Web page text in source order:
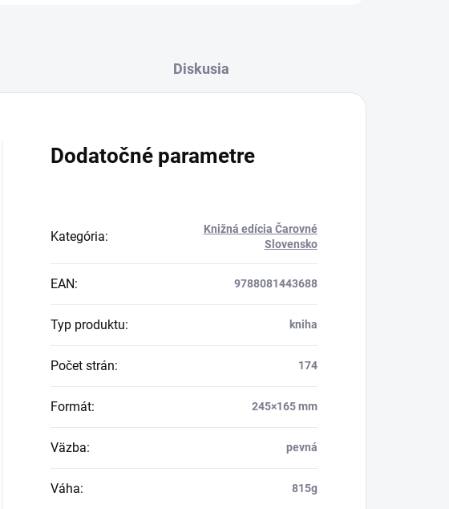
Diskusia
Dodatočné parametre
Kategória:
Knižná edícia Čarovné
Slovensko
EAN: 9788081443688
Typ produktu: kniha
Počet strán: 174
Formát: 245×165 mm
Väzba: pevná
Váha: 815g